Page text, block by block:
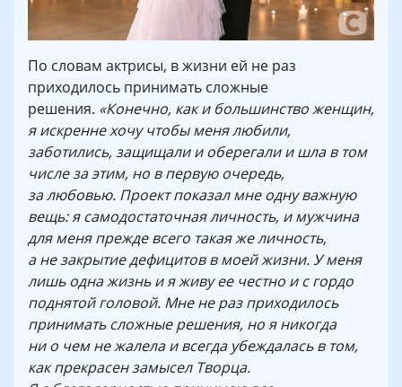
По словам актрисы, в жизни ей не раз
приходилось принимать сложные
решения. «Конечно, как и большинство женщин,
я искренне хочу чтобы меня любили,
заботились, защищали и оберегали и шла в том
числе за этим, но в первую очередь,
за любовью. Проект показал мне одну важную
вещь: я самодостаточная личность, и мужчина
для меня прежде всего такая же личность,
а не закрытие дефицитов в моей жизни. У меня
лишь одна жизнь и я живу ее честно и с гордо
поднятой головой. Мне не раз приходилось
принимать сложные решения, но я никогда
ни о чем не жалела и всегда убеждалась в том,
как прекрасен замысел Творца.